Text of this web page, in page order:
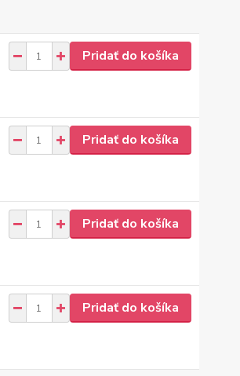
Pridať do košíka
Pridať do košíka
Pridať do košíka
Pridať do košíka